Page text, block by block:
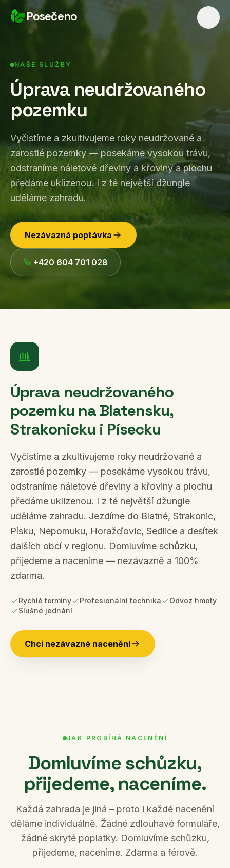
Posečeno
NAŠE SLUŽBY
Úprava neudržovaného
pozemku
Vyčistíme a zkultivujeme roky neudržované a
zarostlé pozemky — posekáme vysokou trávu,
odstraníme náletové dřeviny a křoviny a plochu
předáme uklizenou. I z té největší džungle
uděláme zahradu.
Nezávazná poptávka
+420 604 701 028
Úprava neudržovaného
pozemku na Blatensku,
Strakonicku i Písecku
Vyčistíme a zkultivujeme roky neudržované a
zarostlé pozemky — posekáme vysokou trávu,
odstraníme náletové dřeviny a křoviny a plochu
předáme uklizenou. I z té největší džungle
uděláme zahradu. Jezdíme do Blatné, Strakonic,
Písku, Nepomuku, Horažďovic, Sedlice a desítek
dalších obcí v regionu. Domluvíme schůzku,
přijedeme a naceníme — nezávazně a 100%
zdarma.
Rychlé termíny Profesionální technika
Odvoz hmoty
Slušné jednání
Chci nezávazné nacenění
JAK PROBÍHÁ NACENĚNÍ
Domluvíme schůzku,
přijedeme, naceníme.
Každá zahrada je jiná – proto i každé nacenění
děláme individuálně. Žádné zdlouhavé formuláře,
žádné skryté poplatky. Domluvíme schůzku,
přijedeme, naceníme. Zdarma a férově.